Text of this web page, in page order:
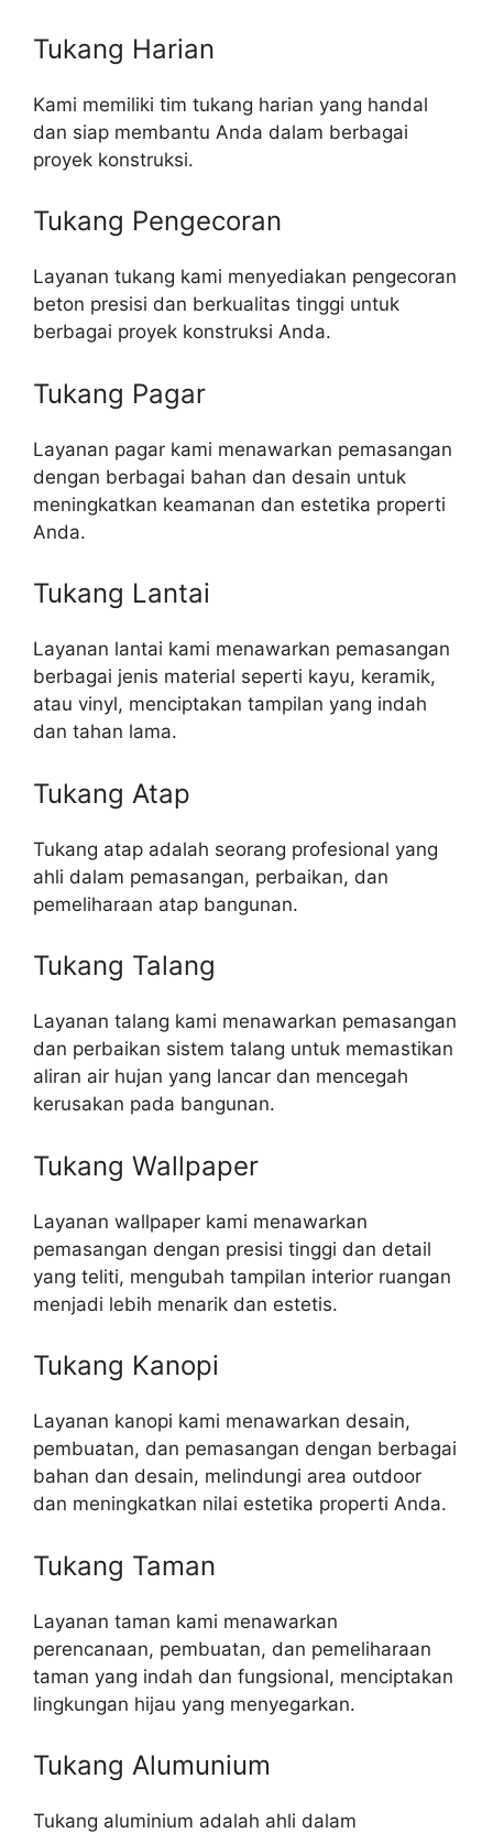
Tukang Harian
Kami memiliki tim tukang harian yang handal
dan siap membantu Anda dalam berbagai
proyek konstruksi.
Tukang Pengecoran
Layanan tukang kami menyediakan pengecoran
beton presisi dan berkualitas tinggi untuk
berbagai proyek konstruksi Anda.
Tukang Pagar
Layanan pagar kami menawarkan pemasangan
dengan berbagai bahan dan desain untuk
meningkatkan keamanan dan estetika properti
Anda.
Tukang Lantai
Layanan lantai kami menawarkan pemasangan
berbagai jenis material seperti kayu, keramik,
atau vinyl, menciptakan tampilan yang indah
dan tahan lama.
Tukang Atap
Tukang atap adalah seorang profesional yang
ahli dalam pemasangan, perbaikan, dan
pemeliharaan atap bangunan.
Tukang Talang
Layanan talang kami menawarkan pemasangan
dan perbaikan sistem talang untuk memastikan
aliran air hujan yang lancar dan mencegah
kerusakan pada bangunan.
Tukang Wallpaper
Layanan wallpaper kami menawarkan
pemasangan dengan presisi tinggi dan detail
yang teliti, mengubah tampilan interior ruangan
menjadi lebih menarik dan estetis.
Tukang Kanopi
Layanan kanopi kami menawarkan desain,
pembuatan, dan pemasangan dengan berbagai
bahan dan desain, melindungi area outdoor
dan meningkatkan nilai estetika properti Anda.
Tukang Taman
Layanan taman kami menawarkan
perencanaan, pembuatan, dan pemeliharaan
taman yang indah dan fungsional, menciptakan
lingkungan hijau yang menyegarkan.
Tukang Alumunium
Tukang aluminium adalah ahli dalam